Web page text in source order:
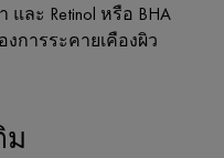
ละ Retinol หรือ BHA
การระคายเคืองผิว
ม